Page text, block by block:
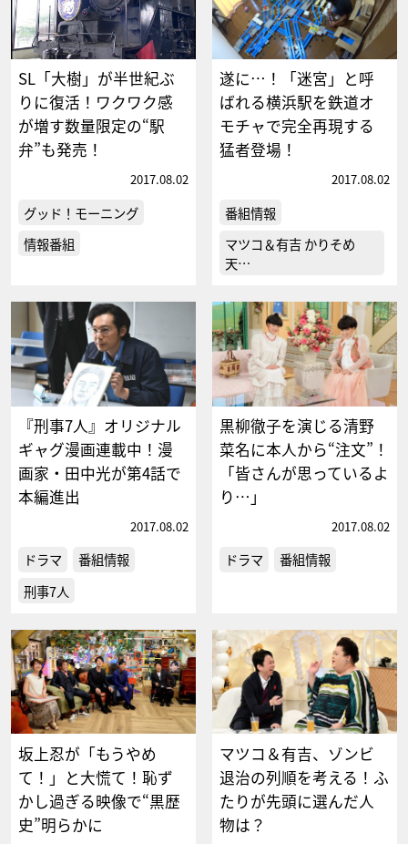
SL「大樹」が半世紀ぶ
りに復活！ワクワク感
が増す数量限定の“駅
弁”も発売！
2017.08.02
グッド！モーニング
情報番組
遂に…！「迷宮」と呼
ばれる横浜駅を鉄道オ
モチャで完全再現する
猛者登場！
2017.08.02
番組情報
マツコ＆有吉 かりそめ
天…
『刑事7人』オリジナル
ギャグ漫画連載中！漫
画家・田中光が第4話で
本編進出
2017.08.02
ドラマ
番組情報
刑事7人
黒柳徹子を演じる清野
菜名に本人から“注文”！
「皆さんが思っているよ
り…」
2017.08.02
ドラマ 番組情報
坂上忍が「もうやめ
て！」と大慌て！恥ず
かし過ぎる映像で“黒歴
史”明らかに
マツコ＆有吉、ゾンビ
退治の列順を考える！ふ
たりが先頭に選んだ人
物は？